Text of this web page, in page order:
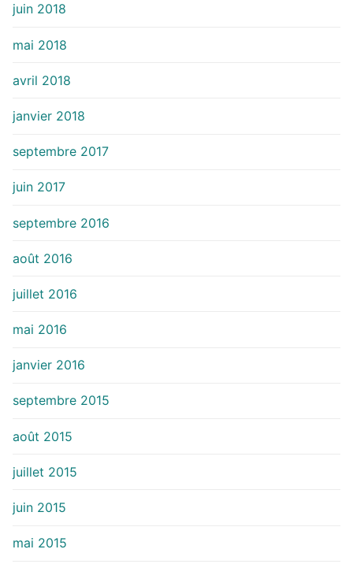
juin 2018
mai 2018
avril 2018
janvier 2018
septembre 2017
juin 2017
septembre 2016
août 2016
juillet 2016
mai 2016
janvier 2016
septembre 2015
août 2015
juillet 2015
juin 2015
mai 2015